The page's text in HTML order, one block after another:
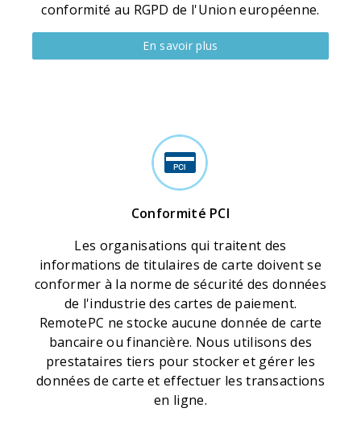
conformité au RGPD de l'Union européenne.
En savoir plus
Conformité PCI
Les organisations qui traitent des
informations de titulaires de carte doivent se
conformer à la norme de sécurité des données
de l'industrie des cartes de paiement.
RemotePC ne stocke aucune donnée de carte
bancaire ou financière. Nous utilisons des
prestataires tiers pour stocker et gérer les
données de carte et effectuer les transactions
en ligne.